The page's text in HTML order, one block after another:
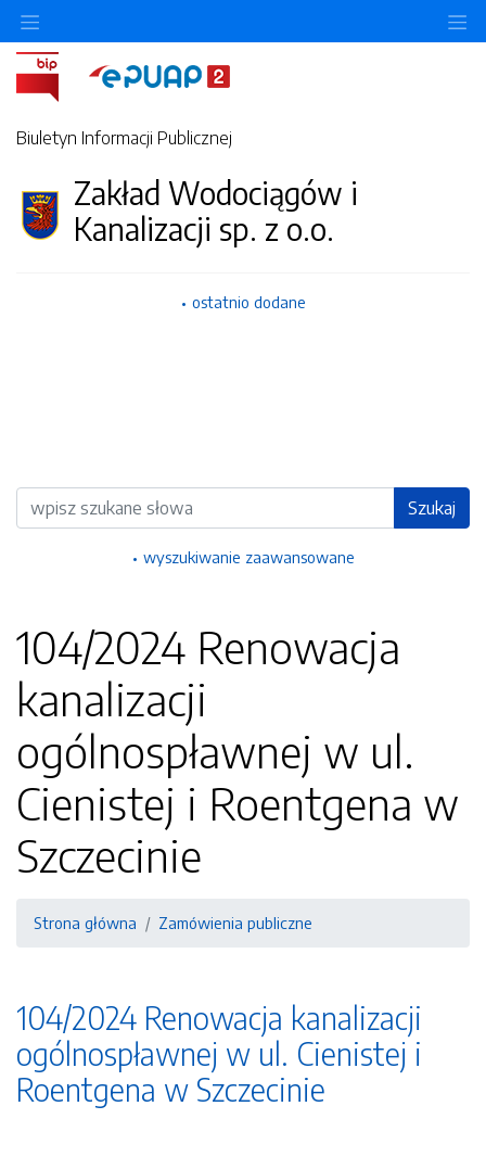
Biuletyn Informacji Publicznej
Zakład Wodociągów i
Kanalizacji sp. z o.o.
ostatnio dodane
Wyszukiwarka Szukaj
wyszukiwanie zaawansowane
104/2024 Renowacja
kanalizacji
ogólnospławnej w ul.
Cienistej i Roentgena w
Szczecinie
Strona główna Zamówienia publiczne
104/2024 Renowacja kanalizacji
ogólnospławnej w ul. Cienistej i
Roentgena w Szczecinie